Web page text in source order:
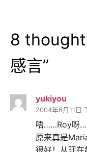
8
感言”
yukiyou
2004年6月11日
唔……Roy呀
原来真是